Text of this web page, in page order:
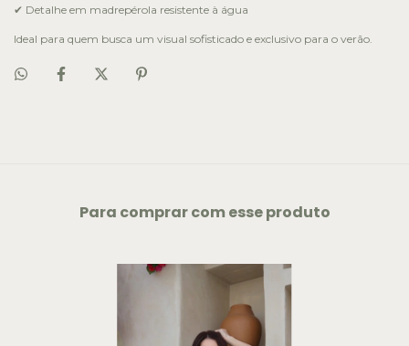
✔ Detalhe em madrepérola resistente à água
Ideal para quem busca um visual sofisticado e exclusivo para o verão.
Para comprar com esse produto